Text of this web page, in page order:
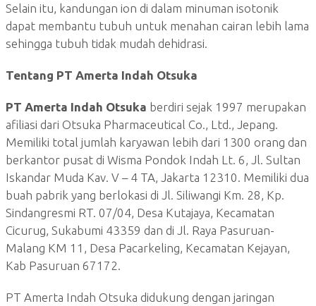
Selain itu, kandungan ion di dalam minuman isotonik
dapat membantu tubuh untuk menahan cairan lebih lama
sehingga tubuh tidak mudah dehidrasi.
Tentang PT Amerta Indah Otsuka
PT Amerta Indah Otsuka berdiri sejak 1997 merupakan
afiliasi dari Otsuka Pharmaceutical Co., Ltd., Jepang.
Memiliki total jumlah karyawan lebih dari 1300 orang dan
berkantor pusat di Wisma Pondok Indah Lt. 6, Jl. Sultan
Iskandar Muda Kav. V – 4 TA, Jakarta 12310. Memiliki dua
buah pabrik yang berlokasi di Jl. Siliwangi Km. 28, Kp.
Sindangresmi RT. 07/04, Desa Kutajaya, Kecamatan
Cicurug, Sukabumi 43359 dan di Jl. Raya Pasuruan-
Malang KM 11, Desa Pacarkeling, Kecamatan Kejayan,
Kab Pasuruan 67172.
PT Amerta Indah Otsuka didukung dengan jaringan